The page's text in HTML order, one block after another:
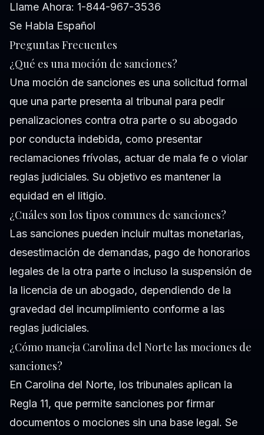
Llame Ahora: 1-844-967-3536
Se Habla Español
Preguntas Frecuentes
¿Qué es una moción de sanciones?
Una moción de sanciones es una solicitud formal
que una parte presenta al tribunal para pedir
penalizaciones contra otra parte o su abogado
por conducta indebida, como presentar
reclamaciones frívolas, actuar de mala fe o violar
reglas judiciales. Su objetivo es mantener la
equidad en el litigio.
¿Cuáles son los tipos comunes de sanciones?
Las sanciones pueden incluir multas monetarias,
desestimación de demandas, pago de honorarios
legales de la otra parte o incluso la suspensión de
la licencia de un abogado, dependiendo de la
gravedad del incumplimiento conforme a las
reglas judiciales.
¿Cómo maneja Carolina del Norte las mociones de
sanciones?
En Carolina del Norte, los tribunales aplican la
Regla 11, que permite sanciones por firmar
documentos o mociones sin una base legal. Se